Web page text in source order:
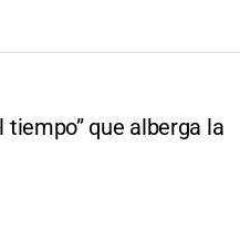
tiempo” que alberga la